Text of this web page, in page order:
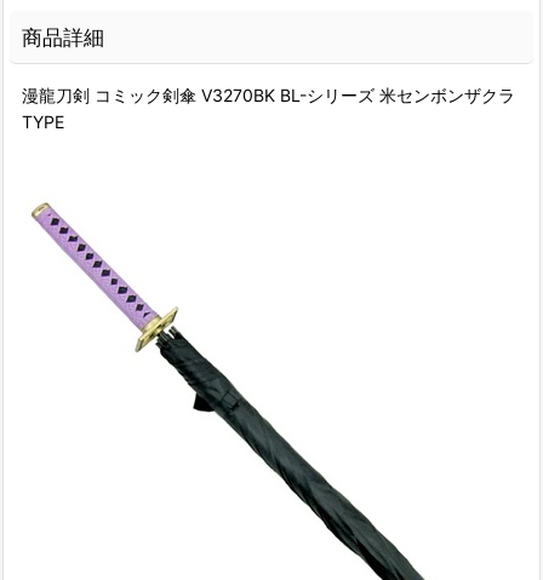
商品詳細
漫龍刀剣 コミック剣傘 V3270BK BL-シリーズ 米センボンザクラ
TYPE